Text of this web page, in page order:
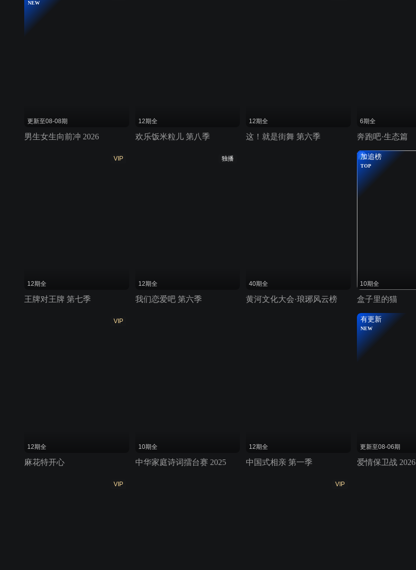
NEW
更新至08-08期
男生女生向前冲 2026
12期全
欢乐饭米粒儿 第八季
12期全
这！就是街舞 第六季
6期全
奔跑吧·生态篇
VIP
12期全
王牌对王牌 第七季
独播
12期全
我们恋爱吧 第六季
40期全
黄河文化大会·琅琊风云榜
加追榜
TOP
10期全
盒子里的猫
VIP
12期全
麻花特开心
10期全
中华家庭诗词擂台赛 2025
12期全
中国式相亲 第一季
有更新
NEW
更新至08-06期
爱情保卫战 2026
VIP VIP